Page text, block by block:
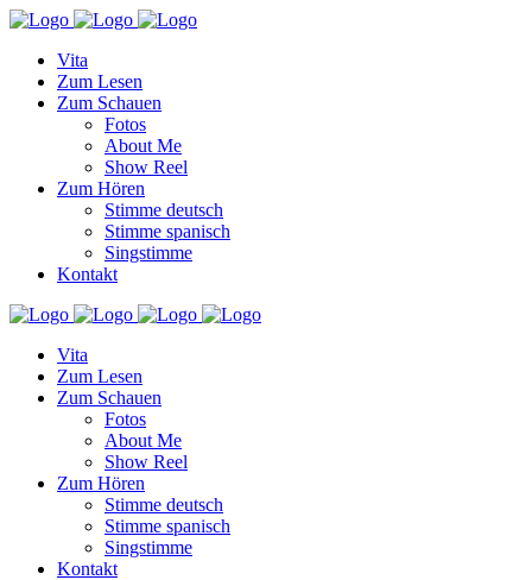
Vita
Zum Lesen
Zum Schauen
Fotos
About Me
Show Reel
Zum Hören
Stimme deutsch
Stimme spanisch
Singstimme
Kontakt
Vita
Zum Lesen
Zum Schauen
Fotos
About Me
Show Reel
Zum Hören
Stimme deutsch
Stimme spanisch
Singstimme
Kontakt